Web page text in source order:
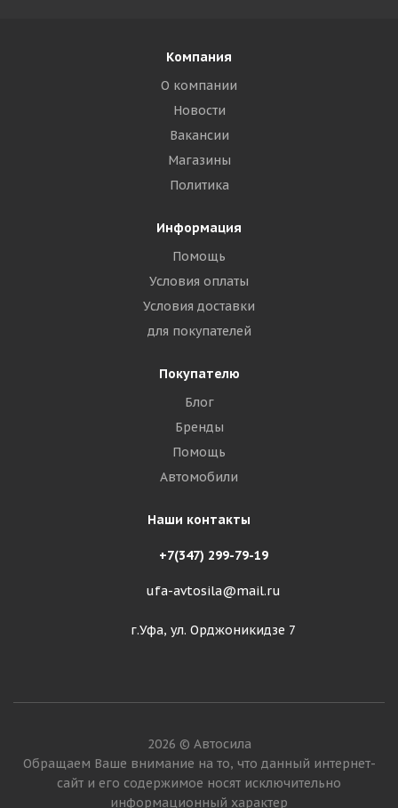
Компания
О компании
Новости
Вакансии
Магазины
Политика
Информация
Помощь
Условия оплаты
Условия доставки
для покупателей
Покупателю
Блог
Бренды
Помощь
Автомобили
Наши контакты
+7(347) 299-79-19
ufa-avtosila@mail.ru
г.Уфа, ул. Орджоникидзе 7
2026 © Автосила
Обращаем Ваше внимание на то, что данный интернет-
сайт и его содержимое носят исключительно
информационный характер